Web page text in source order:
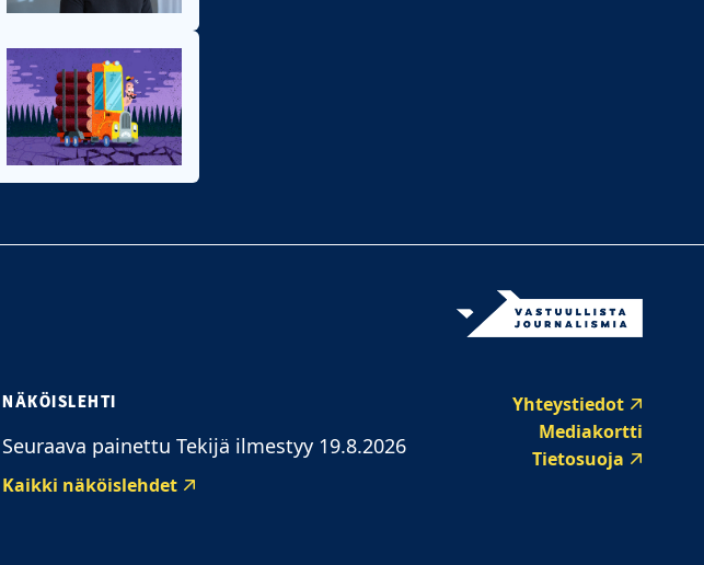
NÄKÖISLEHTI
Seuraava painettu Tekijä ilmestyy 19.8.2026
Kaikki näköislehdet
Yhteystiedot
Mediakortti
Tietosuoja